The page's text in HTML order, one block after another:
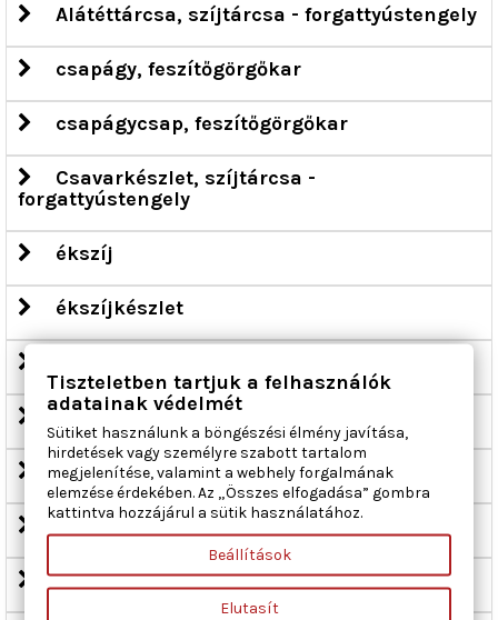
Alátéttárcsa, szíjtárcsa - forgattyústengely
csapágy, feszítőgörgőkar
csapágycsap, feszítőgörgőkar
Csavarkészlet, szíjtárcsa -
forgattyústengely
ékszíj
ékszíjkészlet
feszítő, fogasszíj
feszítőgörgő, ékszíj
feszítőgörgő, hosszbordás szíj
feszítőkar, fogasszíj
Tiszteletben tartjuk a felhasználók
adatainak védelmét
Sütiket használunk a böngészési élmény javítása,
hirdetések vagy személyre szabott tartalom
megjelenítése, valamint a webhely forgalmának
elemzése érdekében. Az „Összes elfogadása” gombra
kattintva hozzájárul a sütik használatához.
Beállítások
Elutasít